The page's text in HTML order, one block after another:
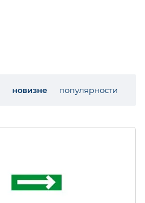
новизне популярности